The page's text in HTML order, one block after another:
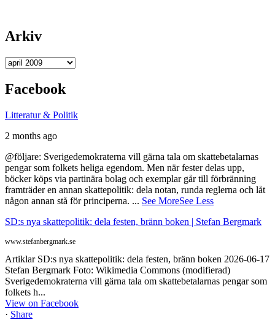
Arkiv
Arkiv
Facebook
Litteratur & Politik
2 months ago
@följare: Sverigedemokraterna vill gärna tala om skattebetalarnas
pengar som folkets heliga egendom. Men när fester delas upp,
böcker köps via partinära bolag och exemplar går till förbränning
framträder en annan skattepolitik: dela notan, runda reglerna och låt
någon annan stå för principerna. ... See MoreSee Less
SD:s nya skattepolitik: dela festen, bränn boken | Stefan Bergmark
www.stefanbergmark.se
Artiklar SD:s nya skattepolitik: dela festen, bränn boken 2026-06-17
Stefan Bergmark Foto: Wikimedia Commons (modifierad)
Sverigedemokraterna vill gärna tala om skattebetalarnas pengar som
folkets h...
View on Facebook
· Share